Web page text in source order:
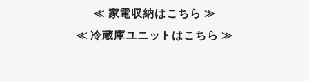
≪ 家電収納はこちら ≫
≪ 冷蔵庫ユニットはこちら ≫